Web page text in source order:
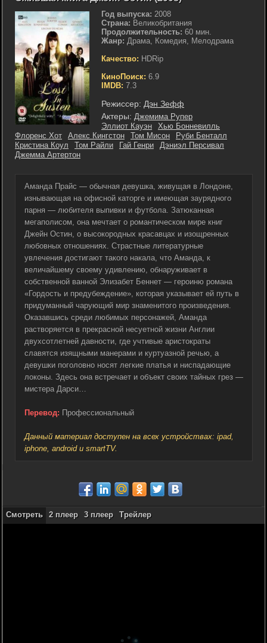
Год выпуска: 2008
Страна: Великобритания
Продолжительность: 60 мин.
Жанр: Драма, Комедия, Мелодрама
Качество: HDRip
КиноПоиск: 6.9
IMDB: 7.3
Режиссер: Дэн Зефф
Актеры: Джемима Рупер
Эллиот Кауэн
Хью Бонневилль
Флоренс Хот
Алекс Кингстон Том Мисон
Руби Бенталл
Кристина Коул
Том Райли Гай Генри
Дэниэл Персивал
Джемма Артертон
Аманда Прайс — обычная девушка, живущая в Лондоне,
изнывающая на офисной каторге и имеющая заурядного
парня — любителя выпивки и футбола. Затюканная
мегаполисом, она мечтает о романтическом мире книг
Джейн Остин, о высокородных красавцах и изощренных
любовных отношениях. Страстные литературные
увлечения достигают такого накала, что Аманда, к
величайшему своему удивлению, обнаруживает в
собственной ванной Элизабет Беннет — героиню романа
«Гордость и предубеждение», которая указывает ей путь в
придуманный чарующий мир знаменитого произведения.
Оказавшись среди любимых персонажей, Аманда
растворяется в прекрасной несуетной жизни Англии
двухсотлетней давности, где учтивые аристократы
славятся изящными манерами и куртуазной речью, а
девушки поголовно носят легкие платья и ниспадающие
локоны. Здесь она встречает и объект своих тайных грез —
мистера Дарси…
Перевод: Профессиональный
Данный материал доступен на всех устройствах: ipad,
iphone, android и smartTV.
Смотреть 2 плеер 3 плеер Трейлер